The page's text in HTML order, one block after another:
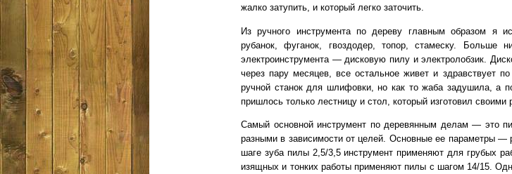
жалко затупить, и который легко заточить.
Из ручного инструмента по дереву главным образом я
рубанок, фуганок, гвоздодер, топор, стамеску.
электроинструмента — дисковую пилу и электролобзик.
через пару месяцев, все остальное живет и здравствует
ручной станок для шлифовки, но как то жаба задушила, а
пришлось только лестницу и стол, который изготовил своими
Самый основной инструмент по деревянным делам — это
разными в зависимости от целей. Основные ее параметры
шаге зуба пилы 2,5/3,5 инструмент применяют для грубых
изящных и тонких работы применяют пилы с шагом 14/15.